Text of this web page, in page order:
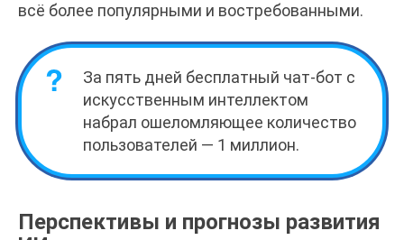
всё более популярными и востребованными.
За пять дней бесплатный чат-бот с
искусственным интеллектом
набрал ошеломляющее количество
пользователей — 1 миллион.
Перспективы и прогнозы развития